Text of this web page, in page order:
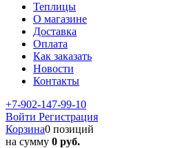
Теплицы
О магазине
Доставка
Оплата
Как заказать
Новости
Контакты
+7-902-147-99-10
Войти Регистрация
Корзина0 позиций
на сумму 0 руб.